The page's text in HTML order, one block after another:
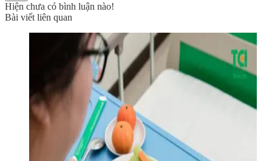
Hiện chưa có bình luận nào!
Bài viết liên quan